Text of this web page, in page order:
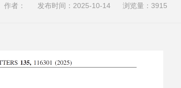
作者： 发布时间：2025-10-14 浏览量： 3915